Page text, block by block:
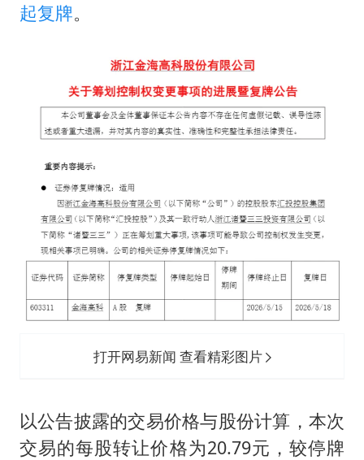
起复牌。
打开网易新闻 查看精彩图片
以公告披露的交易价格与股份计算，本次
交易的每股转让价格为20.79元，较停牌